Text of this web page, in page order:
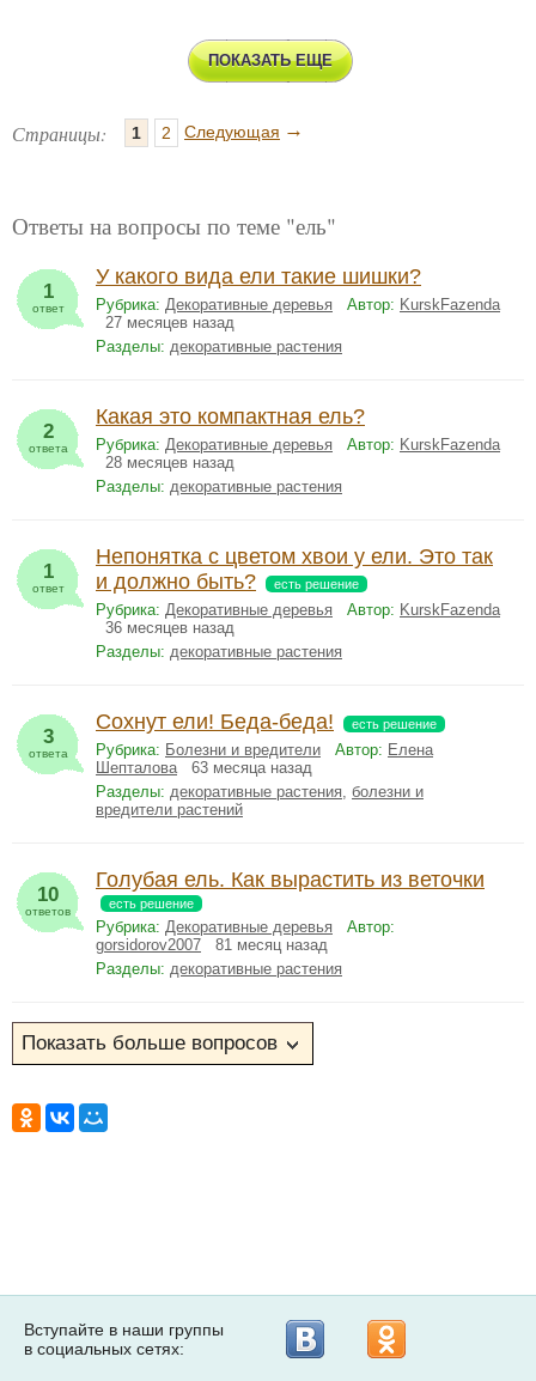
ПОКАЗАТЬ ЕЩЕ
Страницы: 1 2 Следующая →
Ответы на вопросы по теме "ель"
1
ответ
У какого вида ели такие шишки?
Рубрика: Декоративные деревья Автор: KurskFazenda
27 месяцев назад
Разделы: декоративные растения
2
ответа
Какая это компактная ель?
Рубрика: Декоративные деревья Автор: KurskFazenda
28 месяцев назад
Разделы: декоративные растения
1
ответ
Непонятка с цветом хвои у ели. Это так
и должно быть?
есть решение
Рубрика: Декоративные деревья Автор: KurskFazenda
36 месяцев назад
Разделы: декоративные растения
3
ответа
Сохнут ели! Беда-беда! есть решение
Рубрика: Болезни и вредители Автор: Елена
Шепталова63 месяца назад
Разделы: декоративные растения, болезни и
вредители растений
10
ответов
Голубая ель. Как вырастить из веточки
есть решение
Рубрика: Декоративные деревья
Автор:
gorsidorov2007 81 месяц назад
Разделы: декоративные растения
Вступайте в наши группы
в социальных сетях: